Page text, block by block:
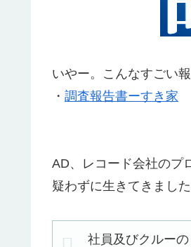
いやー。こんなすごい
・ 調査報告書ーすき家
AD、レコード会社のプ
疑わずに生きてきまし
社員及びクルー